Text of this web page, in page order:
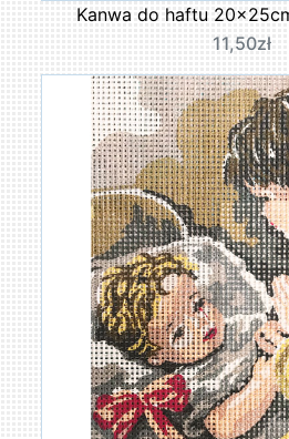
Kanwa do haftu
11,50zł